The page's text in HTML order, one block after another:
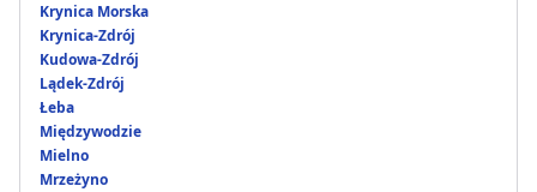
Krynica Morska
Krynica-Zdrój
Kudowa-Zdrój
Lądek-Zdrój
Łeba
Międzywodzie
Mielno
Mrzeżyno